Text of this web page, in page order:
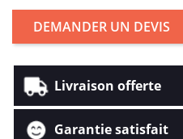
DEMANDER UN DEVIS
Livraison offerte
Garantie satisfait